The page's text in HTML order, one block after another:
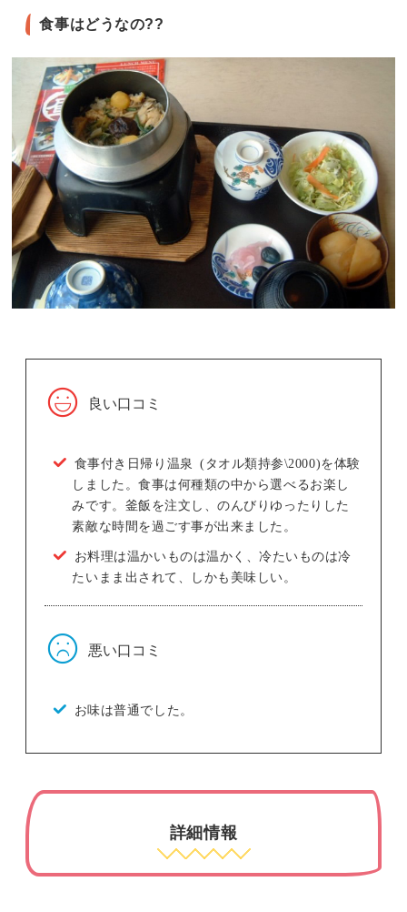
食事はどうなの??
良い口コミ
食事付き日帰り温泉 (タオル類持参\2000)を体験
しました。食事は何種類の中から選べるお楽し
みです。釜飯を注文し、のんびりゆったりした
素敵な時間を過ごす事が出来ました。
お料理は温かいものは温かく、冷たいものは冷
たいまま出されて、しかも美味しい。
悪い口コミ
お味は普通でした。
詳細情報